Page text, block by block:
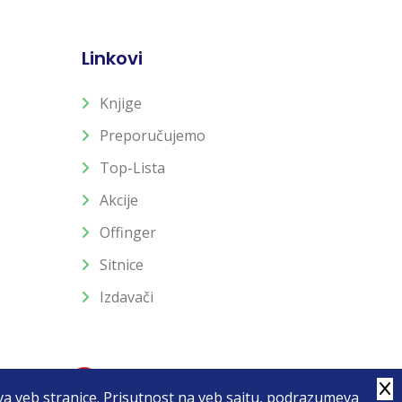
veb stranice. Prisutnost na veb sajtu, podrazumeva
Linkovi
Knjige
Preporučujemo
Top-Lista
Akcije
Offinger
Sitnice
Izdavači